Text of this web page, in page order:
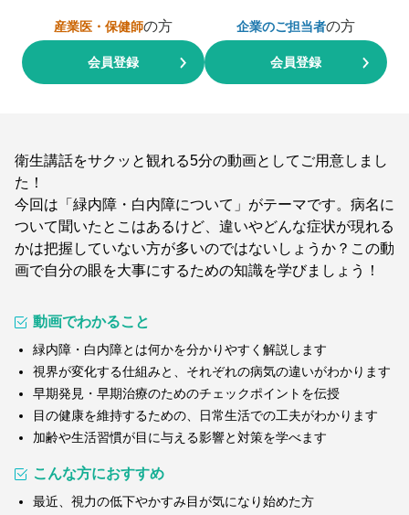
産業医・保健師の方
会員登録
企業のご担当者の方
会員登録
衛生講話をサクッと観れる5分の動画としてご用意しまし
た！
今回は「緑内障・白内障について」がテーマです。病名に
ついて聞いたとこはあるけど、違いやどんな症状が現れる
かは把握していない方が多いのではないしょうか？この動
画で自分の眼を大事にするための知識を学びましょう！
動画でわかること
緑内障・白内障とは何かを分かりやすく解説します
視界が変化する仕組みと、それぞれの病気の違いがわかります
早期発見・早期治療のためのチェックポイントを伝授
目の健康を維持するための、日常生活での工夫がわかります
加齢や生活習慣が目に与える影響と対策を学べます
こんな方におすすめ
最近、視力の低下やかすみ目が気になり始めた方